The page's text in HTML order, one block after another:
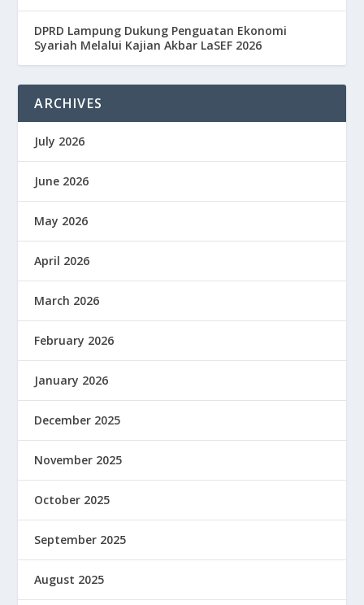
DPRD Lampung Dukung Penguatan Ekonomi
Syariah Melalui Kajian Akbar LaSEF 2026
ARCHIVES
July 2026
June 2026
May 2026
April 2026
March 2026
February 2026
January 2026
December 2025
November 2025
October 2025
September 2025
August 2025